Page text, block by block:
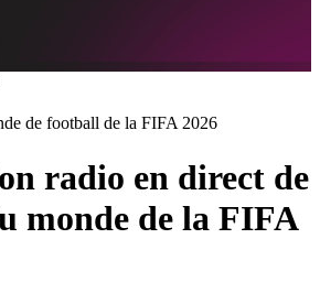
de football de la FIFA 2026
radio en direct de
monde de la FIFA